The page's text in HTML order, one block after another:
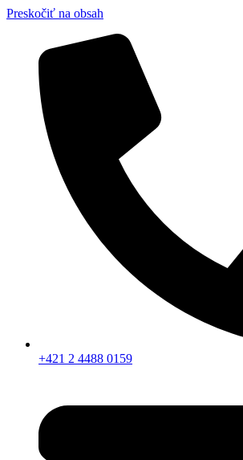
Preskočiť na obsah
+421 2 4488 0159